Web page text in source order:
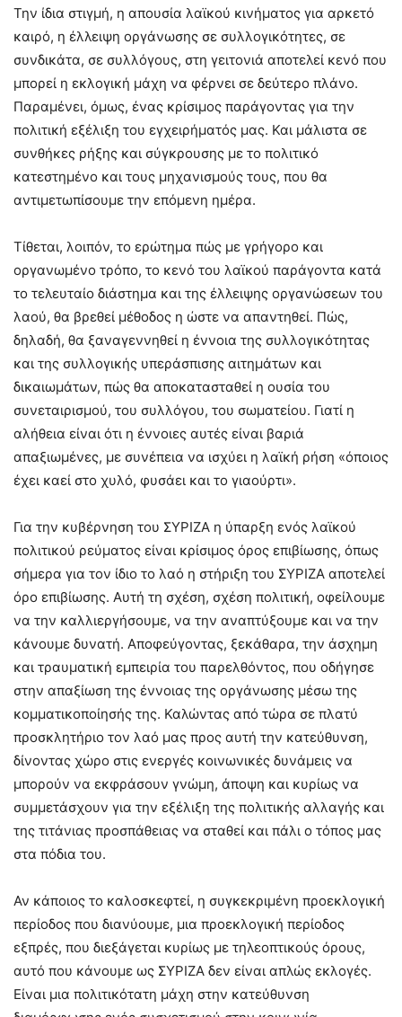
Την ίδια στιγμή, η απουσία λαϊκού κινήματος για αρκετό
καιρό, η έλλειψη οργάνωσης σε συλλογικότητες, σε
συνδικάτα, σε συλλόγους, στη γειτονιά αποτελεί κενό που
μπορεί η εκλογική μάχη να φέρνει σε δεύτερο πλάνο.
Παραμένει, όμως, ένας κρίσιμος παράγοντας για την
πολιτική εξέλιξη του εγχειρήματός μας. Και μάλιστα σε
συνθήκες ρήξης και σύγκρουσης με το πολιτικό
κατεστημένο και τους μηχανισμούς τους, που θα
αντιμετωπίσουμε την επόμενη ημέρα.
Τίθεται, λοιπόν, το ερώτημα πώς με γρήγορο και
οργανωμένο τρόπο, το κενό του λαϊκού παράγοντα κατά
το τελευταίο διάστημα και της έλλειψης οργανώσεων του
λαού, θα βρεθεί μέθοδος η ώστε να απαντηθεί. Πώς,
δηλαδή, θα ξαναγεννηθεί η έννοια της συλλογικότητας
και της συλλογικής υπεράσπισης αιτημάτων και
δικαιωμάτων, πώς θα αποκατασταθεί η ουσία του
συνεταιρισμού, του συλλόγου, του σωματείου. Γιατί η
αλήθεια είναι ότι η έννοιες αυτές είναι βαριά
απαξιωμένες, με συνέπεια να ισχύει η λαϊκή ρήση «όποιος
έχει καεί στο χυλό, φυσάει και το γιαούρτι».
Για την κυβέρνηση του ΣΥΡΙΖΑ η ύπαρξη ενός λαϊκού
πολιτικού ρεύματος είναι κρίσιμος όρος επιβίωσης, όπως
σήμερα για τον ίδιο το λαό η στήριξη του ΣΥΡΙΖΑ αποτελεί
όρο επιβίωσης. Αυτή τη σχέση, σχέση πολιτική, οφείλουμε
να την καλλιεργήσουμε, να την αναπτύξουμε και να την
κάνουμε δυνατή. Αποφεύγοντας, ξεκάθαρα, την άσχημη
και τραυματική εμπειρία του παρελθόντος, που οδήγησε
στην απαξίωση της έννοιας της οργάνωσης μέσω της
κομματικοποίησής της. Καλώντας από τώρα σε πλατύ
προσκλητήριο τον λαό μας προς αυτή την κατεύθυνση,
δίνοντας χώρο στις ενεργές κοινωνικές δυνάμεις να
μπορούν να εκφράσουν γνώμη, άποψη και κυρίως να
συμμετάσχουν για την εξέλιξη της πολιτικής αλλαγής και
της τιτάνιας προσπάθειας να σταθεί και πάλι ο τόπος μας
στα πόδια του.
Αν κάποιος το καλοσκεφτεί, η συγκεκριμένη προεκλογική
περίοδος που διανύουμε, μια προεκλογική περίοδος
εξπρές, που διεξάγεται κυρίως με τηλεοπτικούς όρους,
αυτό που κάνουμε ως ΣΥΡΙΖΑ δεν είναι απλώς εκλογές.
Είναι μια πολιτικότατη μάχη στην κατεύθυνση